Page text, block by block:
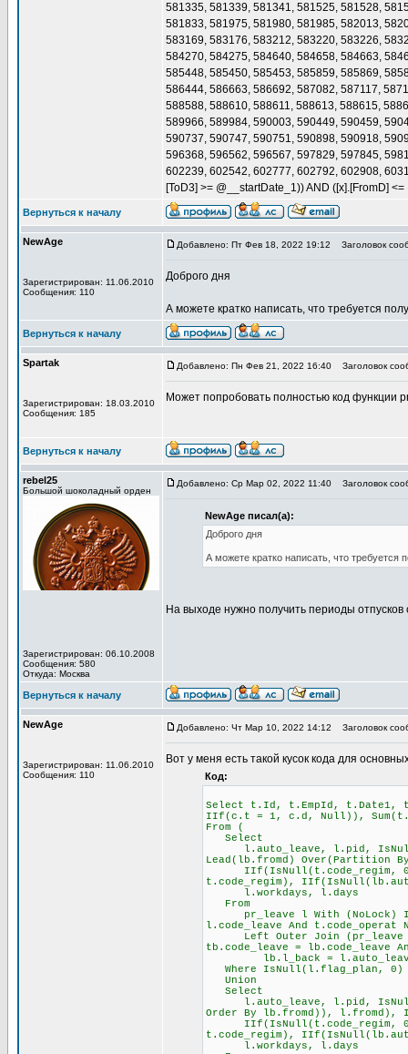
581335, 581339, 581341, 581525, 581528,
581833, 581975, 581980, 581985, 582013,
583169, 583176, 583212, 583220, 583226,
584270, 584275, 584640, 584658, 584663,
585448, 585450, 585453, 585859, 585869,
586444, 586663, 586692, 587082, 587117,
588588, 588610, 588611, 588613, 588615,
589966, 589984, 590003, 590449, 590459,
590737, 590747, 590751, 590898, 590918,
596368, 596562, 596567, 597829, 597845,
602239, 602542, 602777, 602792, 602908,
[ToD3] >= @__startDate_1)) AND ([x].[FromD]
Вернуться к началу
NewAge
Зарегистрирован: 11.06.2010
Сообщения: 110
Добавлено: Пт Фев 18, 2022 19:12 Заголовок
Доброго дня
А можете кратко написать, что требуется
Вернуться к началу
Spartak
Зарегистрирован: 18.03.2010
Сообщения: 185
Добавлено: Пн Фев 21, 2022 16:40 Заголовок
Может попробовать полностью код функции
Вернуться к началу
rebel25
Большой шоколадный орден
Зарегистрирован: 06.10.2008
Сообщения: 580
Откуда: Москва
Добавлено: Ср Мар 02, 2022 11:40 Заголовок
NewAge писал(а):
Доброго дня
А можете кратко написать, что
На выходе нужно получить периоды отпусков
Вернуться к началу
NewAge
Зарегистрирован: 11.06.2010
Сообщения: 110
Добавлено: Чт Мар 10, 2022 14:12 Заголовок
Вот у меня есть такой кусок кода для
Код:
Select t.Id, t.EmpId, t.Date1,
IIf(c.t = 1, c.d, Null)),
From (
Select
l.auto_leave, l.pid,
Lead(lb.fromd) Over(Partition
IIf(IsNull(t.code_regim, 0)
t.code_regim),
l.workdays, l.days
From
pr_leave l With (NoLock)
l.code_leave And
Left Outer Join (pr_leave lb
tb.code_leave = lb.code_leave
lb.l_back = l.auto_leave
Where IsNull(l.flag_plan, 0)
Union
Select
l.auto_leave, l.pid,
Order By lb.fromd)), l.fromd),
IIf(IsNull(t.code_regim, 0)
t.code_regim),
l.workdays, l.days